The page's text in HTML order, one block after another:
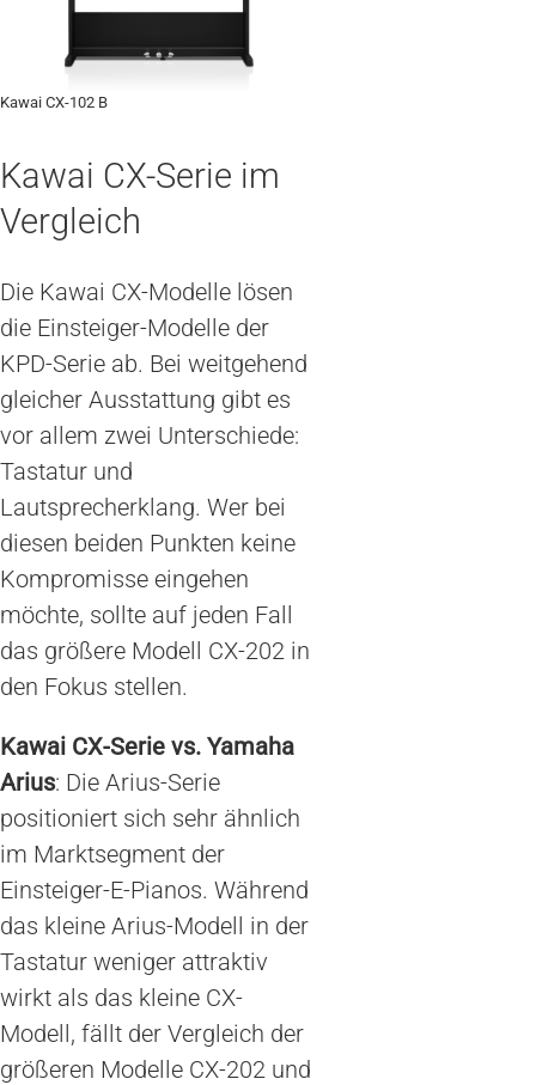
Kawai CX-102 B
Kawai CX-Serie im
Vergleich
Die Kawai CX-Modelle lösen
die Einsteiger-Modelle der
KPD-Serie ab. Bei weitgehend
gleicher Ausstattung gibt es
vor allem zwei Unterschiede:
Tastatur und
Lautsprecherklang. Wer bei
diesen beiden Punkten keine
Kompromisse eingehen
möchte, sollte auf jeden Fall
das größere Modell CX-202 in
den Fokus stellen.
Kawai CX-Serie vs. Yamaha
Arius: Die Arius-Serie
positioniert sich sehr ähnlich
im Marktsegment der
Einsteiger-E-Pianos. Während
das kleine Arius-Modell in der
Tastatur weniger attraktiv
wirkt als das kleine CX-
Modell, fällt der Vergleich der
größeren Modelle CX-202 und